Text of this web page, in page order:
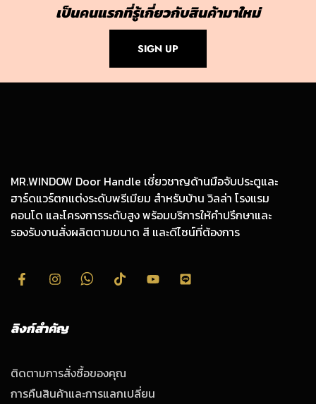
เป็นคนแรกที่รู้เกี่ยวกับสินค้ามาใหม่
SIGN UP
MR.WINDOW Door Handle เชี่ยวชาญด้านมือจับประตูและ
ฮาร์ดแวร์ตกแต่งระดับพรีเมียม สำหรับบ้าน วิลล่า โรงแรม
คอนโด และโครงการระดับสูง พร้อมบริการให้คำปรึกษาและ
รองรับงานสั่งผลิตตามขนาด สี และดีไซน์ที่ต้องการ
ลิงก์สำคัญ
ติดตามการสั่งซื้อของคุณ
การคืนสินค้าและการแลกเปลี่ยน